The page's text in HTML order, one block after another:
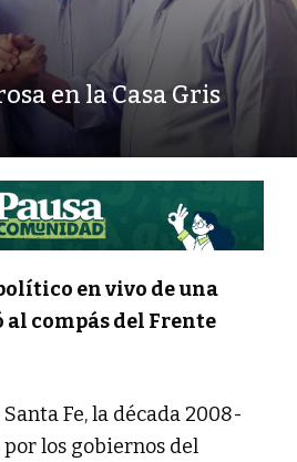
en la Casa Gris
en vivo de una
al compás del Frente
Fe, la década 2008-
los gobiernos del